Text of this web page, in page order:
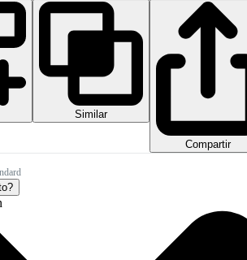
Similar
Compartir